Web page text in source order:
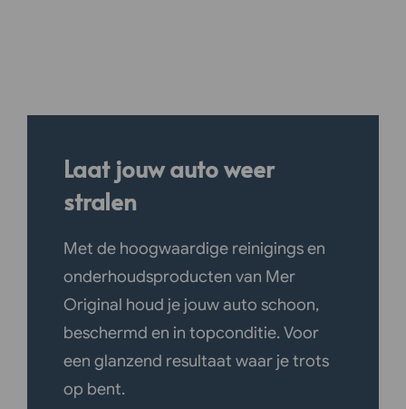
auto weer
reinigings en
van Mer
je jouw auto schoon,
en in topconditie. Voor
resultaat waar je trots
Optimale verzorging
Van bootshampoo tot
was: met Mer Original geef je jouw
boot de verzorging die nodig is om
seizoen na seizoen stralend bij te